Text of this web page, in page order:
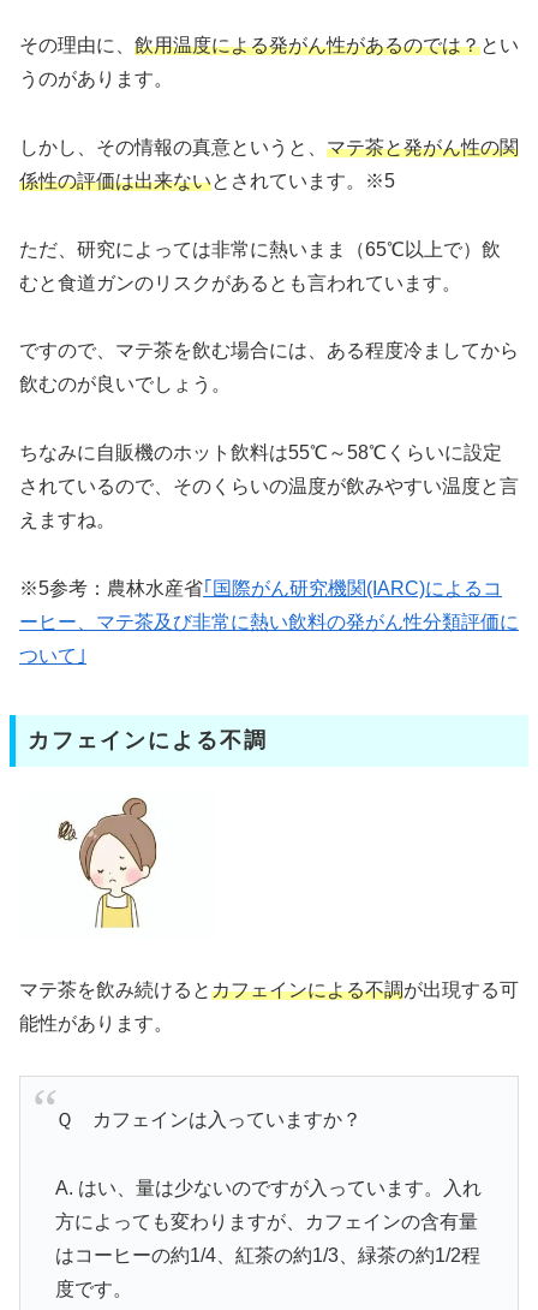
その理由に、 飲用温度による発がん性があるのでは？とい
うのがあります。
しかし、その情報の真意というと、 マテ茶と発がん性の関
係性の評価は出来ないとされています。※5
ただ、研究によっては非常に熱いまま（65℃以上で）飲
むと食道ガンのリスクがあるとも言われています。
ですので、マテ茶を飲む場合には、ある程度冷ましてから
飲むのが良いでしょう。
ちなみに自販機のホット飲料は55℃～58℃くらいに設定
されているので、そのくらいの温度が飲みやすい温度と言
えますね。
※5参考：農林水産省｢国際がん研究機関(IARC)によるコ
ーヒー、マテ茶及び非常に熱い飲料の発がん性分類評価に
ついて｣
カフェインによる不調
マテ茶を飲み続けるとカフェインによる不調が出現する可
能性があります。
Ｑ カフェインは入っていますか？
A. はい、量は少ないのですが入っています。入れ
方によっても変わりますが、カフェインの含有量
はコーヒーの約1/4、紅茶の約1/3、緑茶の約1/2程
度です。